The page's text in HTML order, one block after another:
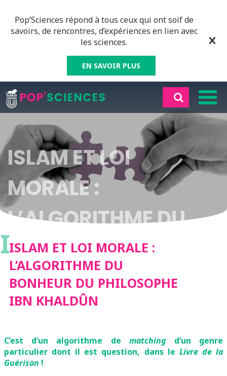
Pop’Sciences répond à tous ceux qui ont soif de
savoirs, de rencontres, d’expériences en lien avec
les sciences.
EN SAVOIR PLUS
ISLAM ET LOI
MORALE :
L’ALGORITHME DU
BONHEUR DU
PHILOSOPHE IBN
KHALDÛN
IISLAM ET LOI MORALE :
L’ALGORITHME DU
BONHEUR DU PHILOSOPHE
IBN KHALDÛN
C’est d’un algorithme de matchingd’un genre
particulier dont il est question, dans le Livre de la
Guérison !